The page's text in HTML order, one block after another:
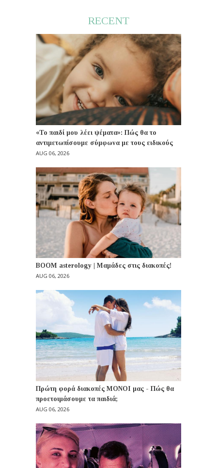
RECENT
«Το παιδί μου λέει ψέματα»: Πώς θα το
αντιμετωπίσουμε σύμφωνα με τους ειδικούς
AUG 06, 2026
BOOM asterology | Μαμάδες στις διακοπές!
AUG 06, 2026
Πρώτη φορά διακοπές ΜΟΝΟΙ μας - Πώς θα
προετοιμάσουμε τα παιδιά;
AUG 06, 2026